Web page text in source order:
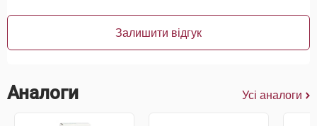
Залишити відгук
Аналоги Усі аналоги